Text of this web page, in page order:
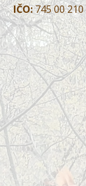
IČO:745 00 210